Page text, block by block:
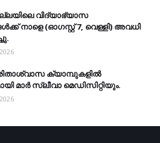
വിദ്യാഭ്യാസ
നാളെ (ഓഗസ്റ്റ് 7, വെള്ളി) അവധി
ക്യാമ്പുകളിൽ
മാർ സ്ലീവാ മെഡിസിറ്റിയും.